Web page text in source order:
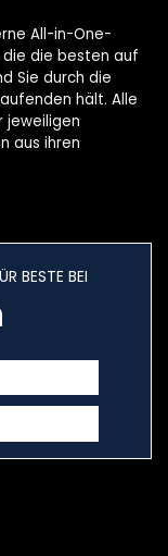
All-in-One-
die die besten auf
Sie durch die
hält. Alle
jeweiligen
aus ihren
BESTE BEI